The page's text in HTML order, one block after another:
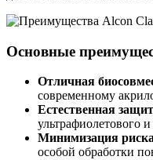
Основные
Отличная
современному
Естественная
ультрафиолетового
Минимизация
особой обработки